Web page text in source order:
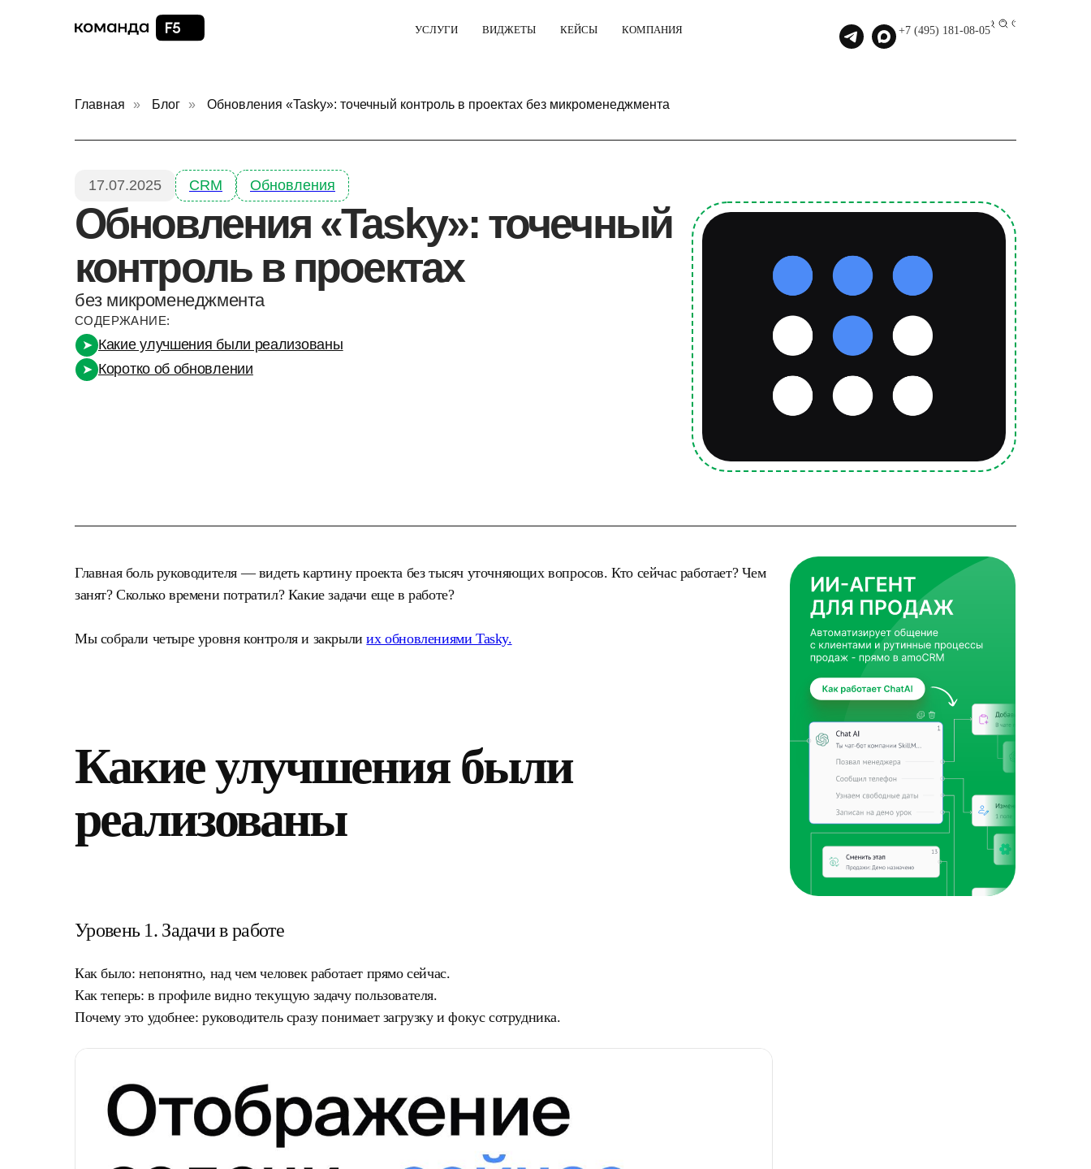
УСЛУГИ ВИДЖЕТЫ КЕЙСЫ КОМПАНИЯ +7 (495) 181-08-05
000
Главная » Блог » Обновления «Tasky»: точечный контроль в проектах без микроменеджмента
17.07.2025 CRM Обновления
Обновления «Tasky»: точечный
контроль в проектах
без микроменеджмента
СОДЕРЖАНИЕ:
➤ Какие улучшения были реализованы
➤ Коротко об обновлении
Главная боль руководителя — видеть картину проекта без тысяч уточняющих вопросов. Кто сейчас работает? Чем
занят? Сколько времени потратил? Какие задачи еще в работе?
Мы собрали четыре уровня контроля и закрылиих обновлениями Tasky.
Какие улучшения были
реализованы
Уровень 1. Задачи в работе
Как было: непонятно, над чем человек работает прямо сейчас.
Как теперь: в профиле видно текущую задачу пользователя.
Почему это удобнее: руководитель сразу понимает загрузку и фокус сотрудника.